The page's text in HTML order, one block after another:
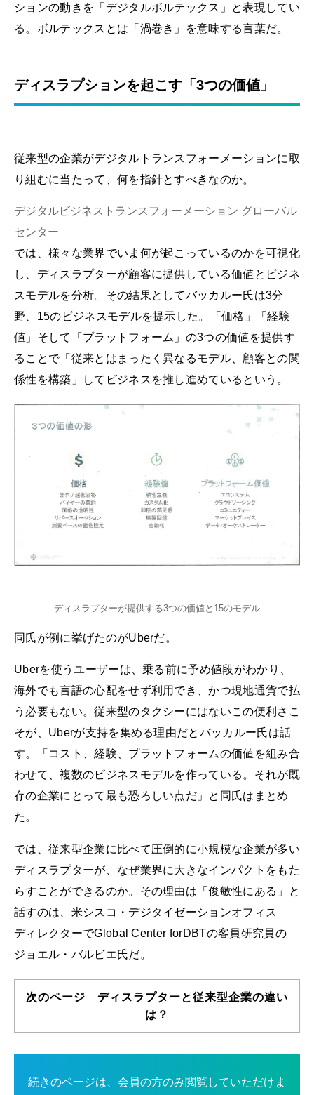
ションの動きを「デジタルボルテックス」と表現してい
る。ボルテックスとは「渦巻き」を意味する言葉だ。
ディスラプションを起こす「3つの価値」
従来型の企業がデジタルトランスフォーメーションに取
り組むに当たって、何を指針とすべきなのか。
デジタルビジネストランスフォーメーション グローバル
センター
では、様々な業界でいま何が起こっているのかを可視化
し、ディスラプターが顧客に提供している価値とビジネ
スモデルを分析。その結果としてバッカルー氏は3分
野、15のビジネスモデルを提示した。「価格」「経験
値」そして「プラットフォーム」の3つの価値を提供す
ることで「従来とはまったく異なるモデル、顧客との関
係性を構築」してビジネスを推し進めているという。
ディスラプターが提供する3つの価値と15のモデル
同氏が例に挙げたのがUberだ。
Uberを使うユーザーは、乗る前に予め値段がわかり、
海外でも言語の心配をせず利用でき、かつ現地通貨で払
う必要もない。従来型のタクシーにはないこの便利さこ
そが、Uberが支持を集める理由だとバッカルー氏は話
す。「コスト、経験、プラットフォームの価値を組み合
わせて、複数のビジネスモデルを作っている。それが既
存の企業にとって最も恐ろしい点だ」と同氏はまとめ
た。
では、従来型企業に比べて圧倒的に小規模な企業が多い
ディスラプターが、なぜ業界に大きなインパクトをもた
らすことができるのか。その理由は「俊敏性にある」と
話すのは、米シスコ・デジタイゼーションオフィス
ディレクターでGlobal Center forDBTの客員研究員の
ジョエル・バルビエ氏だ。
次のページ ディスラプターと従来型企業の違い
は？
続きのページは、会員の方のみ閲覧していただけま